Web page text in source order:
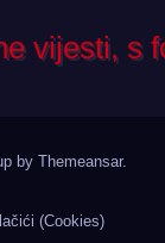
by Themeansar.
(Cookies)